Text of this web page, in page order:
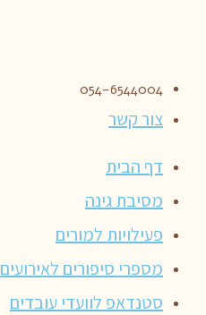
054-6544004
צור קשר
דף הבית
מסיבת גינה
פעילויות למורים
מספרי סיפורים לאירועים
סטנדאפ לוועדי עובדים